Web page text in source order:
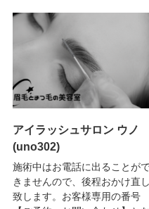
アイラッシュサロン ウノ
(uno302)
施術中はお電話に出ることが
きませんので、後程おかけ直し
致します。お客様専用の番号